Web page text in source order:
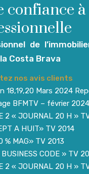
confiance
de
Costa Brava
nos avis clients
18,19,20 Mars 2024
BFMTV – février 2024
2 « JOURNAL 20 H »
A HUIT» TV 2014
% MAG» TV 2013
CODE » TV
2 « JOURNAL 20 H »